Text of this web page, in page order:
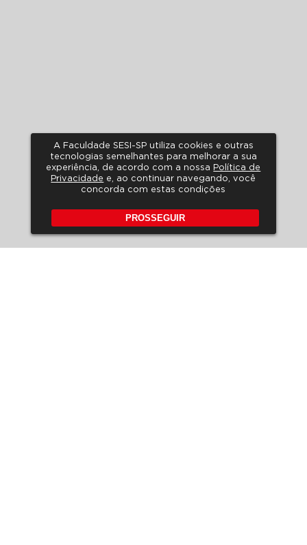
A Faculdade SESI-SP utiliza cookies e outras
tecnologias semelhantes para melhorar a sua
experiência, de acordo com a nossa Política de
Privacidade e, ao continuar navegando, você
concorda com estas condições
PROSSEGUIR